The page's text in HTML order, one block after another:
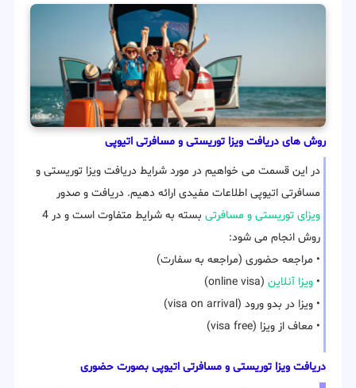
روش های دریافت ویزا توریستی و مسافرتی اتیوپی
در این قسمت می خواهیم در مورد شرایط دریافت ویزا توریستی و
مسافرتی اتیوپی اطلاعات مفیدی ارائه دهیم. دریافت و صدور
ویزای توریستی و مسافرتی
بسته به شرایط متفاوت است و در 4
روش انجام می شود:
• مراجعه حضوری (مراجعه به سفارت)
• ویزا آنلاین (online visa)
• ویزا در بدو ورود (visa on arrival)
• معاف از ویزا (visa free)
دریافت ویزا توریستی و مسافرتی اتیوپی بصورت حضوری